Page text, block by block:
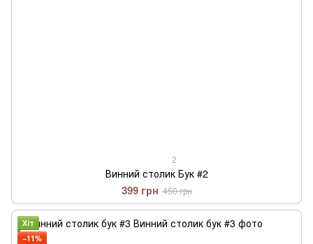
2
Винний столик Бук #2
399 грн 450 грн
Хіт
−11%